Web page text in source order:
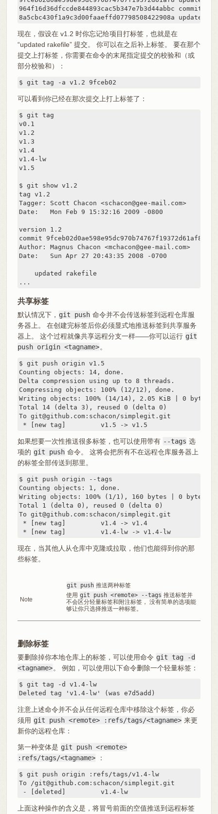
964f16d36dfccde844893cac5b347e7b3d44abbc commit
8a5cbc430f1a9c3d00faaeffd07798508422908a updated
现在，假设在 v1.2 时你忘记给项目打标签，也就是在
“updated rakefile” 提交。 你可以在之后补上标签。 要在那个
提交上打标签，你需要在命令的末尾指定提交的校验和（或
部分校验和）：
$ git tag -a v1.2 9fceb02
可以看到你已经在那次提交上打上标签了：
$ git tag
v0.1
v1.2
v1.3
v1.4
v1.4-lw
v1.5
$ git show v1.2
tag v1.2
Tagger: Scott Chacon <schacon@gee-mail.com>
Date:   Mon Feb 9 15:32:16 2009 -0800
version 1.2
commit 9fceb02d0ae598e95dc970b74767f19372d61af8
Author: Magnus Chacon <mchacon@gee-mail.com>
Date:   Sun Apr 27 20:43:35 2008 -0700
    updated rakefile
...
共享标签
默认情况下， git push 命令并不会传送标签到远程仓库服
务器上。 在创建完标签后你必须显式地推送标签到共享服务
器上。 这个过程就像共享远程分支一样——你可以运行 git
push origin <tagname> 。
$ git push origin v1.5
Counting objects: 14, done.
Delta compression using up to 8 threads.
Compressing objects: 100% (12/12), done.
Writing objects: 100% (14/14), 2.05 KiB | 0 bytes/
Total 14 (delta 3), reused 0 (delta 0)
To git@github.com:schacon/simplegit.git
* [new tag]         v1.5 -> v1.5
如果想要一次性推送很多标签，也可以使用带有 --tags 选
项的 git push 命令。 这将会把所有不在远程仓库服务器上
的标签全部传送到那里。
$ git push origin --tags
Counting objects: 1, done.
Writing objects: 100% (1/1), 160 bytes | 0 bytes/s,
Total 1 (delta 0), reused 0 (delta 0)
To git@github.com:schacon/simplegit.git
* [new tag]         v1.4 -> v1.4
* [new tag]         v1.4-lw -> v1.4-lw
现在，当其他人从仓库中克隆或拉取，他们也能得到你的那
些标签。
Note
git push 推送两种标签
使用 git push <remote> --tags 推送标签并
不会区分轻量标签和附注标签， 没有简单的选项能
够让你只选择推送一种标签。
删除标签
要删除掉你本地仓库上的标签，可以使用命令 git tag -d
<tagname> 。 例如，可以使用以下命令删除一个轻量标签：
$ git tag -d v1.4-lw
Deleted tag 'v1.4-lw' (was e7d5add)
注意上述命令并不会从任何远程仓库中移除这个标签，你必
须用 git push <remote> :refs/tags/<tagname> 来更
新你的远程仓库：
第一种变体是 git push <remote>
:refs/tags/<tagname> ：
$ git push origin :refs/tags/v1.4-lw
To /git@github.com:schacon/simplegit.git
- [deleted]         v1.4-lw
上面这种操作的含义是，将冒号前面的空值推送到远程标签